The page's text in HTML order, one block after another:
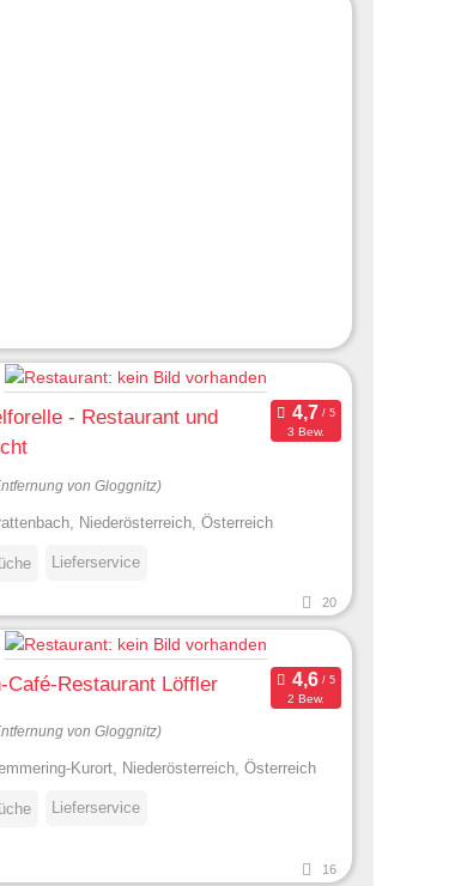
- Restaurant und
3 Bew.
von Gloggnitz)
Niederösterreich, Österreich
Lieferservice
20
Café-Restaurant Löffler
2 Bew.
von Gloggnitz)
Kurort, Niederösterreich, Österreich
Lieferservice
16